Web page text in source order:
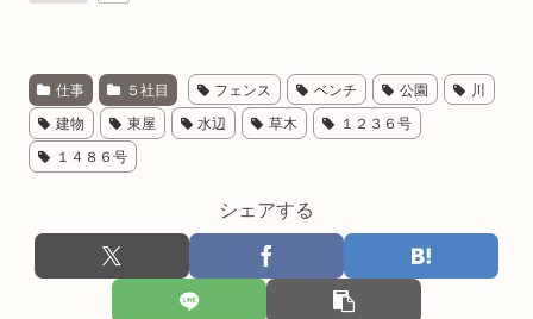
仕事 ５社目 フェンス ベンチ 公園 川
建物 東屋 水辺 草木
１２３６号
１４８６号
シェアする